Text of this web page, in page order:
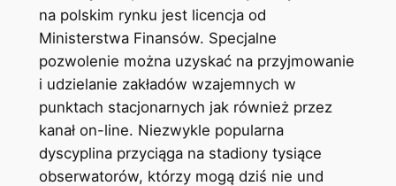
na polskim rynku jest licencja od
Ministerstwa Finansów. Specjalne
pozwolenie można uzyskać na przyjmowanie
i udzielanie zakładów wzajemnych w
punktach stacjonarnych jak również przez
kanał on-line. Niezwykle popularna
dyscyplina przyciąga na stadiony tysiące
obserwatorów, którzy mogą dziś nie und